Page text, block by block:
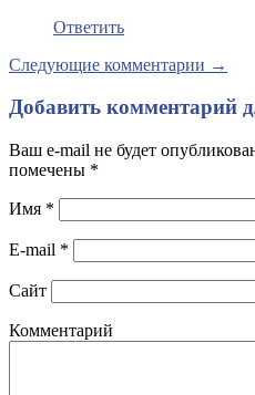
Ответить
Следующие комментарии →
Добавить комментарий
Ваш e-mail не будет
помечены *
Имя *
E-mail *
Сайт
Комментарий